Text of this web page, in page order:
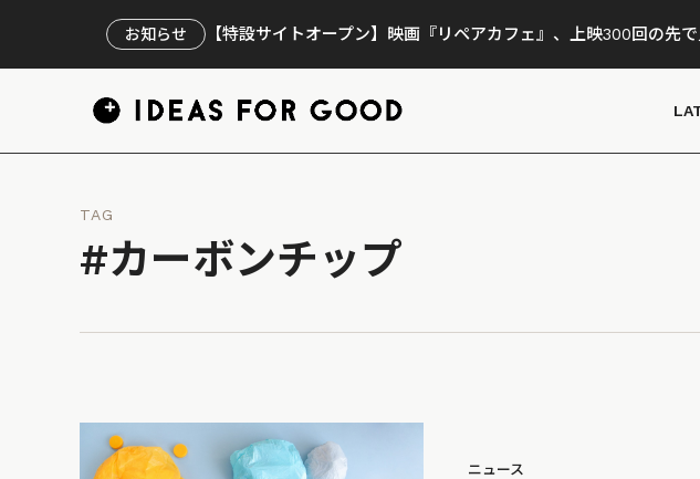
お知らせ 【特設サイトオープン】映画『リペアカフェ』、上映300回の先
TAG
#カーボンチップ
ニュース